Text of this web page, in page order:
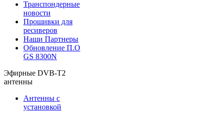
Транспондерные
новости
Прошивки для
ресиверов
Наши Партнеры
Обновление П.О
GS 8300N
Эфирные DVB-T2
антенны
Антенны с
установкой